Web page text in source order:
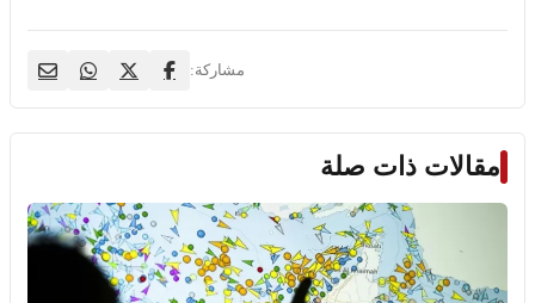
مشاركة:
مقالات ذات صلة